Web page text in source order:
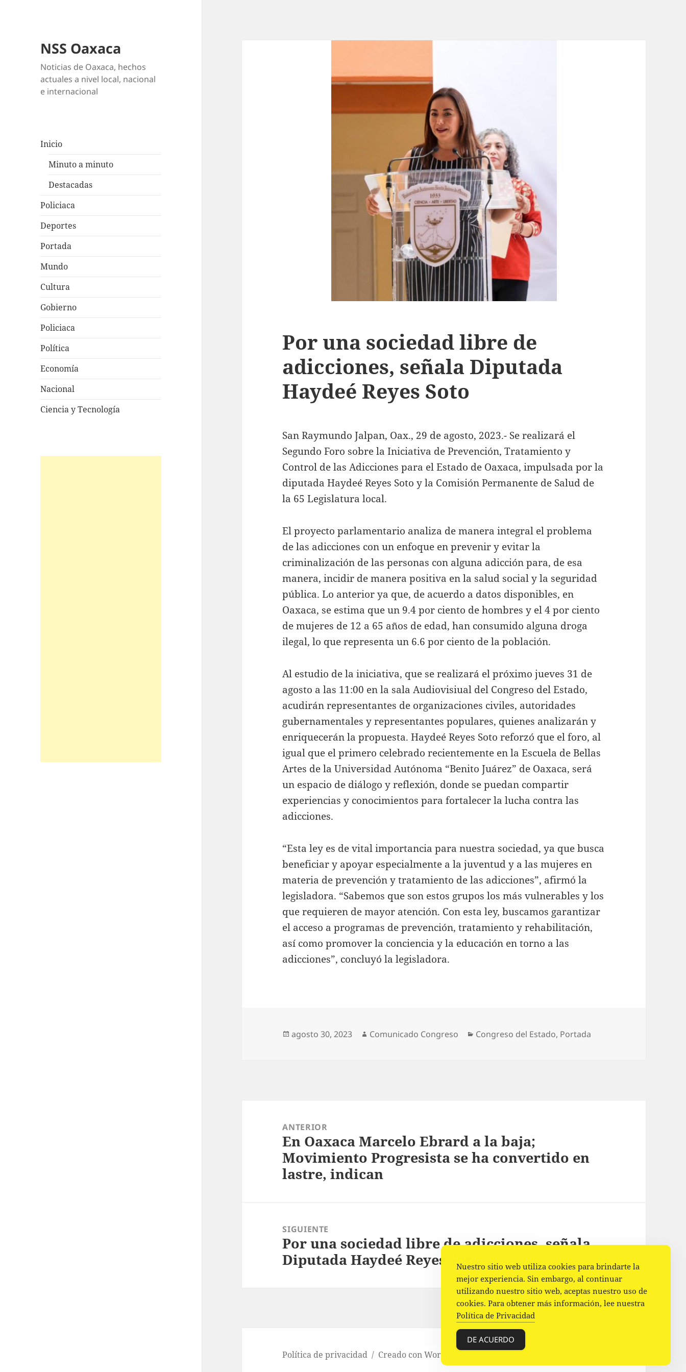
NSS Oaxaca
Noticias de Oaxaca, hechos
actuales a nivel local, nacional
e internacional
Inicio
Minuto a minuto
Destacadas
Policiaca
Deportes
Portada
Mundo
Cultura
Gobierno
Policiaca
Política
Economía
Nacional
Ciencia y Tecnología
Por una sociedad libre de
adicciones, señala Diputada
Haydeé Reyes Soto
San Raymundo Jalpan, Oax., 29 de agosto, 2023.- Se realizará el
Segundo Foro sobre la Iniciativa de Prevención, Tratamiento y
Control de las Adicciones para el Estado de Oaxaca, impulsada por la
diputada Haydeé Reyes Soto y la Comisión Permanente de Salud de
la 65 Legislatura local.
El proyecto parlamentario analiza de manera integral el problema
de las adicciones con un enfoque en prevenir y evitar la
criminalización de las personas con alguna adicción para, de esa
manera, incidir de manera positiva en la salud social y la seguridad
pública. Lo anterior ya que, de acuerdo a datos disponibles, en
Oaxaca, se estima que un 9.4 por ciento de hombres y el 4 por ciento
de mujeres de 12 a 65 años de edad, han consumido alguna droga
ilegal, lo que representa un 6.6 por ciento de la población.
Al estudio de la iniciativa, que se realizará el próximo jueves 31 de
agosto a las 11:00 en la sala Audiovisiual del Congreso del Estado,
acudirán representantes de organizaciones civiles, autoridades
gubernamentales y representantes populares, quienes analizarán y
enriquecerán la propuesta. Haydeé Reyes Soto reforzó que el foro, al
igual que el primero celebrado recientemente en la Escuela de Bellas
Artes de la Universidad Autónoma “Benito Juárez” de Oaxaca, será
un espacio de diálogo y reflexión, donde se puedan compartir
experiencias y conocimientos para fortalecer la lucha contra las
adicciones.
“Esta ley es de vital importancia para nuestra sociedad, ya que busca
beneficiar y apoyar especialmente a la juventud y a las mujeres en
materia de prevención y tratamiento de las adicciones”, afirmó la
legisladora. “Sabemos que son estos grupos los más vulnerables y los
que requieren de mayor atención. Con esta ley, buscamos garantizar
el acceso a programas de prevención, tratamiento y rehabilitación,
así como promover la conciencia y la educación en torno a las
adicciones”, concluyó la legisladora.
Publicado
agosto 30, 2023 Autor
Comunicado Congreso Categorías
Congreso del Estado, Portada
entradas
ANTERIOR
Entrada
anterior:
En Oaxaca Marcelo Ebrard a la baja;
Movimiento Progresista se ha convertido en
lastre, indican
SIGUIENTE
Siguiente
entrada:
Por una sociedad libre de adicciones, señala
Diputada Haydeé Reyes Soto
Política de privacidad Creado con WordPress
Nuestro sitio web utiliza cookies para brindarte la
mejor experiencia. Sin embargo, al continuar
utilizando nuestro sitio web, aceptas nuestro uso de
cookies. Para obtener más información, lee nuestra
Política de Privacidad
DE ACUERDO